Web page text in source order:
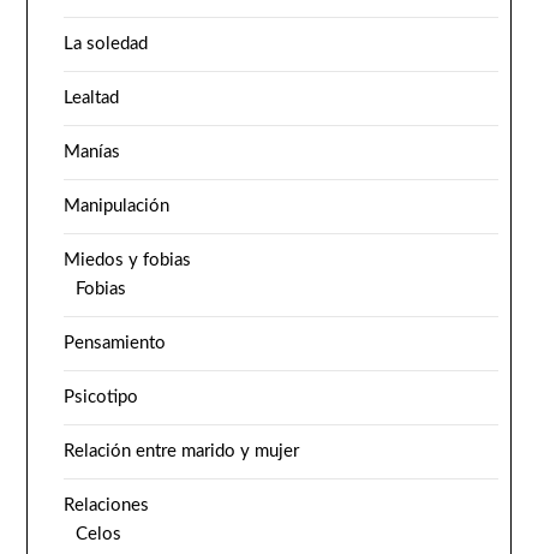
La soledad
Lealtad
Manías
Manipulación
Miedos y fobias
Fobias
Pensamiento
Psicotipo
Relación entre marido y mujer
Relaciones
Celos